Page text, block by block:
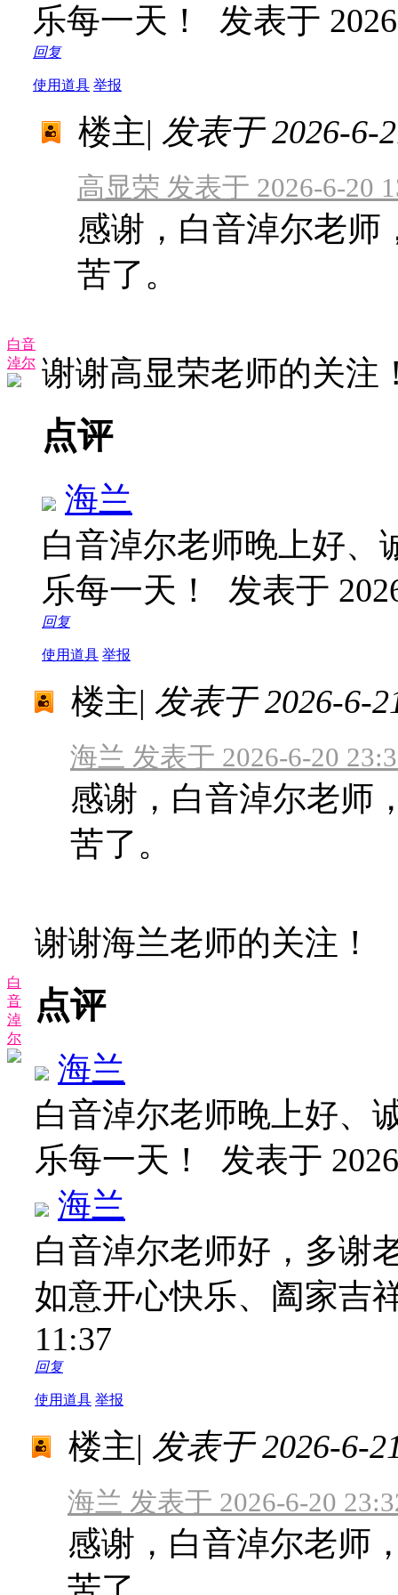
乐每一天！ 发表于
回复
使用道具 举报
白音
淖尔
楼主| 发表于 2026-6-
高显荣 发表于 2026-6-20
感谢，白音淖尔老师
苦了。
谢谢高显荣老师的关注
点评
海兰
白音淖尔老师晚上好、
乐每一天！ 发表于
回复
使用道具 举报
白
音
淖
尔
楼主| 发表于 2026-6-
海兰 发表于 2026-6-20
感谢，白音淖尔老师
苦了。
谢谢海兰老师的关注！
点评
海兰
白音淖尔老师晚上好、
乐每一天！ 发表于
海兰
白音淖尔老师好，多谢
如意开心快乐、阖家吉
11:37
回复
使用道具 举报
楼主| 发表于 2026-6-
海兰 发表于 2026-6-20
感谢，白音淖尔老师